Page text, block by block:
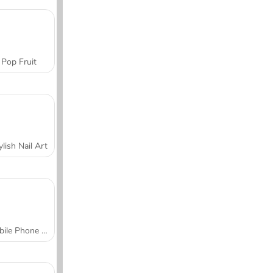
Pop Fruit
Nail Art
Mobile Phone Case Design & DIY